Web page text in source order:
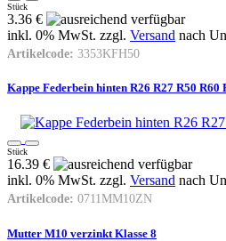
Stück
3.36 €
inkl. 0% MwSt. zzgl. Versand nach
Artikelcode: 3353KFH50
Kappe Federbein hinten R26 R27 R50 R60
Stück
16.39 €
inkl. 0% MwSt. zzgl. Versand nach
Artikelcode: 0711MM10ZN
Mutter M10 verzinkt Klasse 8